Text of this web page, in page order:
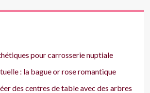
pour carrosserie nuptiale
: la bague or rose romantique
des centres de table avec des arbres